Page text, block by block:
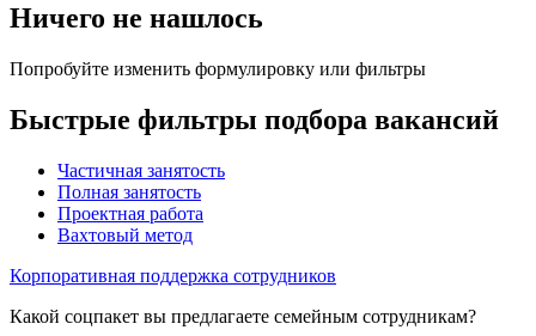
Ничего не нашлось
Попробуйте изменить формулировку или фильтры
Быстрые фильтры подбора вакансий
Частичная занятость
Полная занятость
Проектная работа
Вахтовый метод
Корпоративная поддержка сотрудников
Какой соцпакет вы предлагаете семейным сотрудникам?